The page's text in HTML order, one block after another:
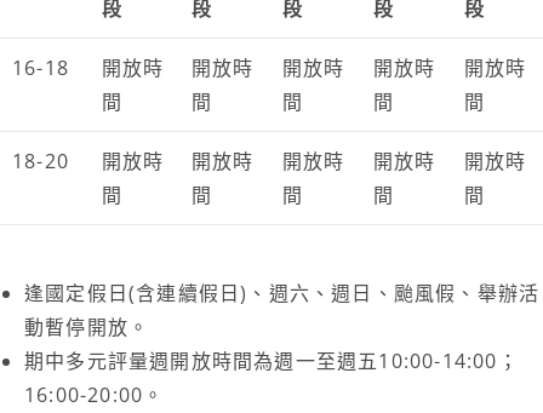
段
段
段
段
段
16-18
開放時
間
開放時
間
開放時
間
開放時
間
開放時
間
18-20
開放時
間
開放時
間
開放時
間
開放時
間
開放時
間
逢國定假日(含連續假日)、週六、週日、颱風假、舉辦活
動暫停開放。
期中多元評量週開放時間為週一至週五10:00-14:00；
16:00-20:00。